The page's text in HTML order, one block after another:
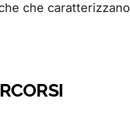
che caratterizzano